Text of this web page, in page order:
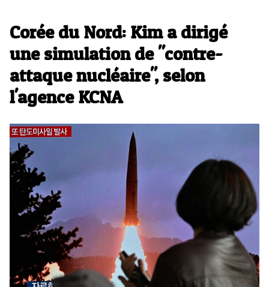
Corée du Nord: Kim a dirigé
une simulation de "contre-
attaque nucléaire", selon
l'agence KCNA